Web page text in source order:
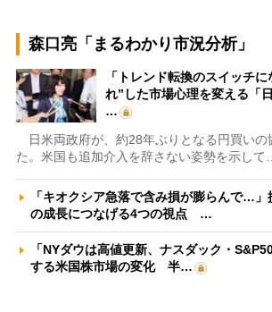
森口亮「まるわかり市況分析」
「トレンド転換のスイッチ
れ”した市場心理を変える「
…
日米両政府が、約28年ぶりとなる円買いの
た。米国も追加介入を辞さない姿勢を示して…
「キオクシア急落で含み損が膨らんで…
の成長につなげる4つの視点 …
「NYダウは高値更新、ナスダック・
する米国株市場の変化 半…